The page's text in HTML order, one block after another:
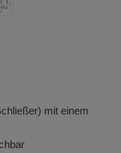
mit einem